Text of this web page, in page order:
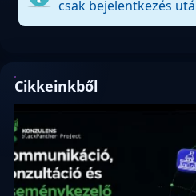
csak bejelentkezés
Cikkeinkből